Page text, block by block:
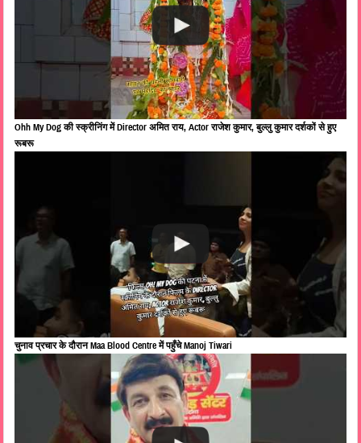
Ohh My Dog की स्क्रीनिंग में Director अमित राय, Actor राजेश कुमार, बुल्लु कुमार दर्शकों से हुए
रूबरू
चुनाव प्रचार के दौरान Maa Blood Centre में पहुँचे Manoj Tiwari